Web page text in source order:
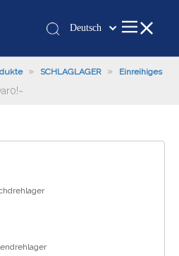
Deutsch
românesc
» SCHLAGLAGER »
Einreihiges